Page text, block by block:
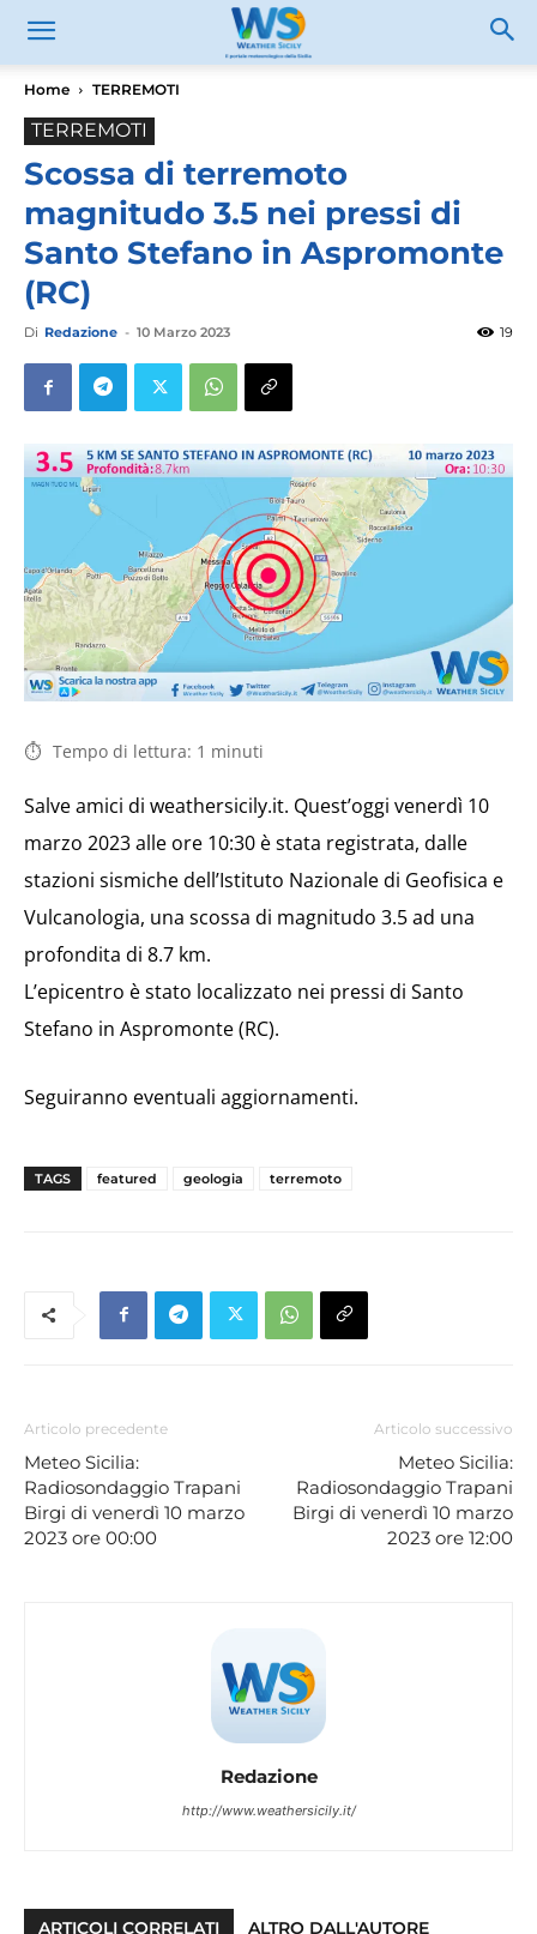
Home TERREMOTI
TERREMOTI
Scossa di terremoto
magnitudo 3.5 nei pressi di
Santo Stefano in Aspromonte
(RC)
Di Redazione - 10 Marzo 2023 19
Tempo di lettura: 1 minuti
Salve amici di weathersicily.it. Quest’oggi venerdì 10
marzo 2023 alle ore 10:30 è stata registrata, dalle
stazioni sismiche dell’Istituto Nazionale di Geofisica e
Vulcanologia, una scossa di magnitudo 3.5 ad una
profondita di 8.7 km.
L’epicentro è stato localizzato nei pressi di Santo
Stefano in Aspromonte (RC).
Seguiranno eventuali aggiornamenti.
TAGS featured geologia terremoto
Articolo precedente
Meteo Sicilia:
Radiosondaggio Trapani
Birgi di venerdì 10 marzo
2023 ore 00:00
Articolo successivo
Meteo Sicilia:
Radiosondaggio Trapani
Birgi di venerdì 10 marzo
2023 ore 12:00
Redazione
http://www.weathersicily.it/
ARTICOLI CORRELATI ALTRO DALL'AUTORE